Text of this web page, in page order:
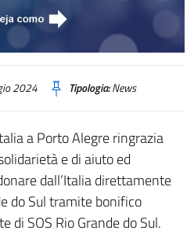
2024 Tipologia:News
a Porto Alegre ringrazia
e di aiuto ed
dall’Italia direttamente
do Sul tramite bonifico
di SOS Rio Grande do Sul.